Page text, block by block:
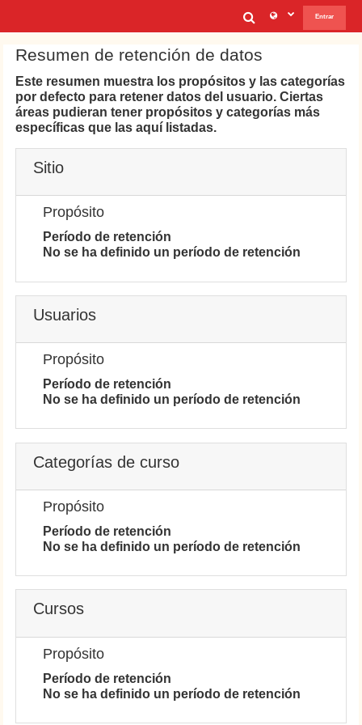
Selector de
Entrar
Resumen de retención de datos
Este resumen muestra los propósitos y las categorías
por defecto para retener datos del usuario. Ciertas
áreas pudieran tener propósitos y categorías más
específicas que las aquí listadas.
Sitio
Propósito
Período de retención
No se ha definido un período de retención
Usuarios
Propósito
Período de retención
No se ha definido un período de retención
Categorías de curso
Propósito
Período de retención
No se ha definido un período de retención
Cursos
Propósito
Período de retención
No se ha definido un período de retención